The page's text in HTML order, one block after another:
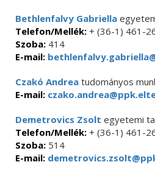
Bethlenfalvy Gabriella
Telefon/Mellék: + (36-1) 461-
Szoba: 414
E-mail:
Czakó Andrea tudományos
E-mail:
Demetrovics Zsolt egyetemi
Telefon/Mellék: + (36-1) 461-
Szoba: 514
E-mail: